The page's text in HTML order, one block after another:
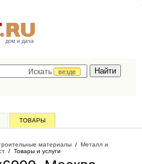
дом и дача
Искать
везде
ТОВАРЫ
материалы / Металл и
/ Товары и услуги